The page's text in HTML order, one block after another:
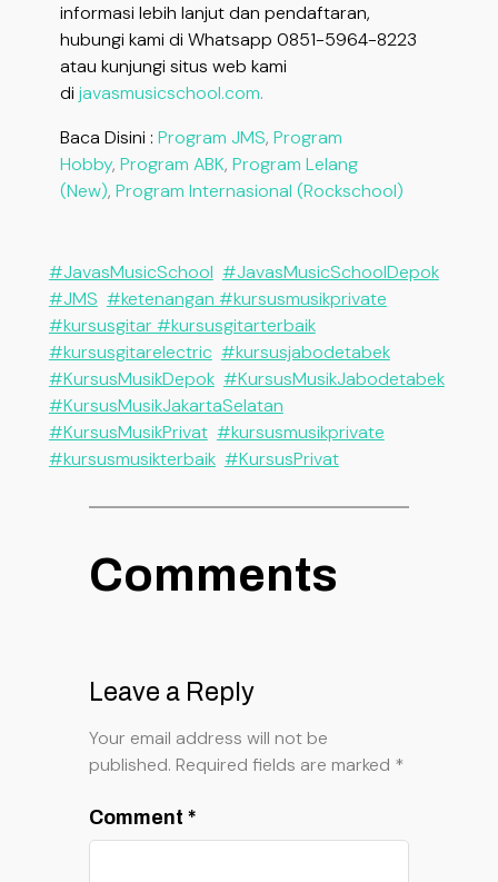
informasi lebih lanjut dan pendaftaran,
hubungi kami di Whatsapp 0851-5964-8223
atau kunjungi situs web kami
di javasmusicschool.com.
Baca Disini : Program JMS, Program
Hobby, Program ABK, Program Lelang
(New), Program Internasional (Rockschool)
#JavasMusicSchool #JavasMusicSchoolDepok
#JMS #ketenangan #kursusmusikprivate
#kursusgitar #kursusgitarterbaik
#kursusgitarelectric #kursusjabodetabek
#KursusMusikDepok #KursusMusikJabodetabek
#KursusMusikJakartaSelatan
#KursusMusikPrivat #kursusmusikprivate
#kursusmusikterbaik #KursusPrivat
Comments
Leave a Reply
Your email address will not be
published. Required fields are marked *
Comment *